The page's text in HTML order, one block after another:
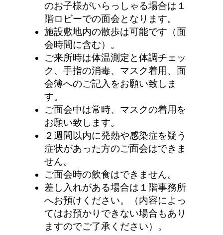
のお子様がいらっしゃる場合は１
階ロビーでの面会となります。
施設敷地内の散歩は可能です（面
会時間に含む）。
ご来所時は体温測定と体調チェッ
ク、手指の消毒、マスク着用、面
会簿へのご記入をお願い致しま
す。
ご面会中は常時、マスクの着用を
お願い致します。
２週間以内に発熱や感染症を疑う
症状があった方のご面会はできま
せん。
ご面会時の飲食はできません。
差し入れがある場合は１階事務所
へお預けください。（内容によっ
てはお預かりできない場合もあり
ますのでご了承ください）。